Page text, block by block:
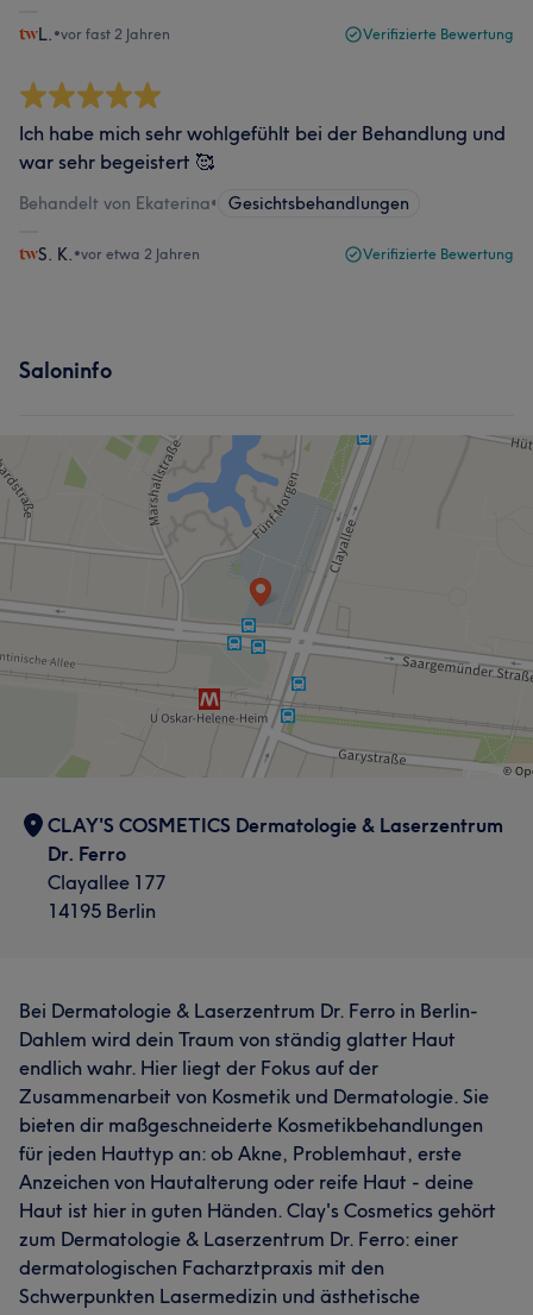
L. •vor fast 2 Jahren Verifizierte Bewertung
Ich habe mich sehr wohlgefühlt bei der Behandlung und
war sehr begeistert 🥰
Behandelt von Ekaterina• Gesichtsbehandlungen
S. K. •vor etwa 2 Jahren Verifizierte Bewertung
Saloninfo
CLAY'S COSMETICS Dermatologie & Laserzentrum
Dr. Ferro
Clayallee 177
14195 Berlin
Bei Dermatologie & Laserzentrum Dr. Ferro in Berlin-
Dahlem wird dein Traum von ständig glatter Haut
endlich wahr. Hier liegt der Fokus auf der
Zusammenarbeit von Kosmetik und Dermatologie. Sie
bieten dir maßgeschneiderte Kosmetikbehandlungen
für jeden Hauttyp an: ob Akne, Problemhaut, erste
Anzeichen von Hautalterung oder reife Haut - deine
Haut ist hier in guten Händen. Clay's Cosmetics gehört
zum Dermatologie & Laserzentrum Dr. Ferro: einer
dermatologischen Facharztpraxis mit den
Schwerpunkten Lasermedizin und ästhetische